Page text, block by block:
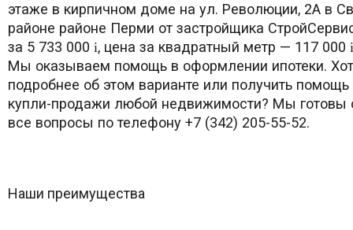
этаже в кирпичном доме на ул. Революции, 2А в
районе районе Перми от застройщика
за 5 733 000 i, цена за квадратный метр — 117 000 i
Мы оказываем помощь в оформлении ипотеки.
подробнее об этом варианте или получить помощь
купли-продажи любой недвижимости? Мы готовы
все вопросы по телефону +7 (342) 205-55-52.
Наши преимущества